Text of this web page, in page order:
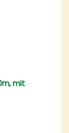
mit